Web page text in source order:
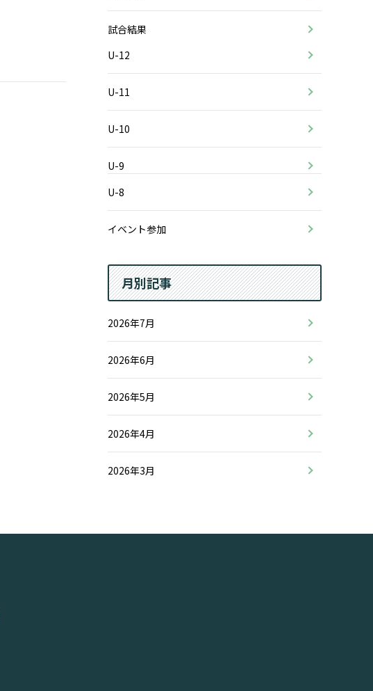
試合結果
U-12
U-11
U-10
U-9
U-8
イベント参加
月別記事
2026年7月
2026年6月
2026年5月
2026年4月
2026年3月